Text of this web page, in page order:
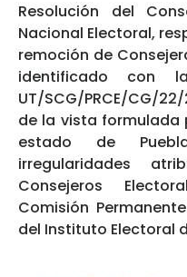
Resolución del
Nacional Electoral,
remoción de
identificado con
UT/SCG/PRCE/CG/
de la vista formulada
estado de
irregularidades
Consejeros
Comisión
del Instituto Electoral